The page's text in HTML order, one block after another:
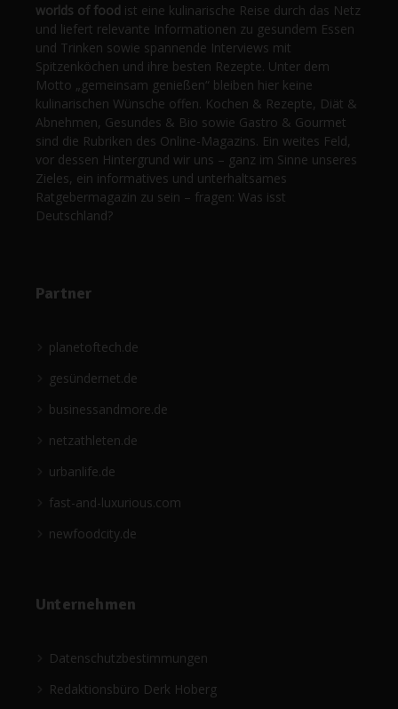
worlds of food ist eine kulinarische Reise durch das Netz
und liefert relevante Informationen zu gesundem Essen
und Trinken sowie spannende Interviews mit
Spitzenköchen und ihre besten Rezepte. Unter dem
Motto „gemeinsam genießen“ bleiben hier keine
kulinarischen Wünsche offen. Kochen & Rezepte, Diät &
Abnehmen, Gesundes & Bio sowie Gastro & Gourmet
sind die Rubriken des Online-Magazins. Ein weites Feld,
vor dessen Hintergrund wir uns – ganz im Sinne unseres
Zieles, ein informatives und unterhaltsames
Ratgebermagazin zu sein – fragen: Was isst
Deutschland?
Partner
planetoftech.de
gesündernet.de
businessandmore.de
netzathleten.de
urbanlife.de
fast-and-luxurious.com
newfoodcity.de
Unternehmen
Datenschutzbestimmungen
Redaktionsbüro Derk Hoberg